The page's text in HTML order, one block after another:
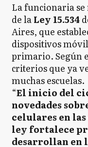
La funcionaria
de laLey 15.534
Aires, que
dispositivos
primario. Según
criterios que ya
muchas escuelas.
“El inicio del
novedades
celulares en
ley fortalece
desarrollan en